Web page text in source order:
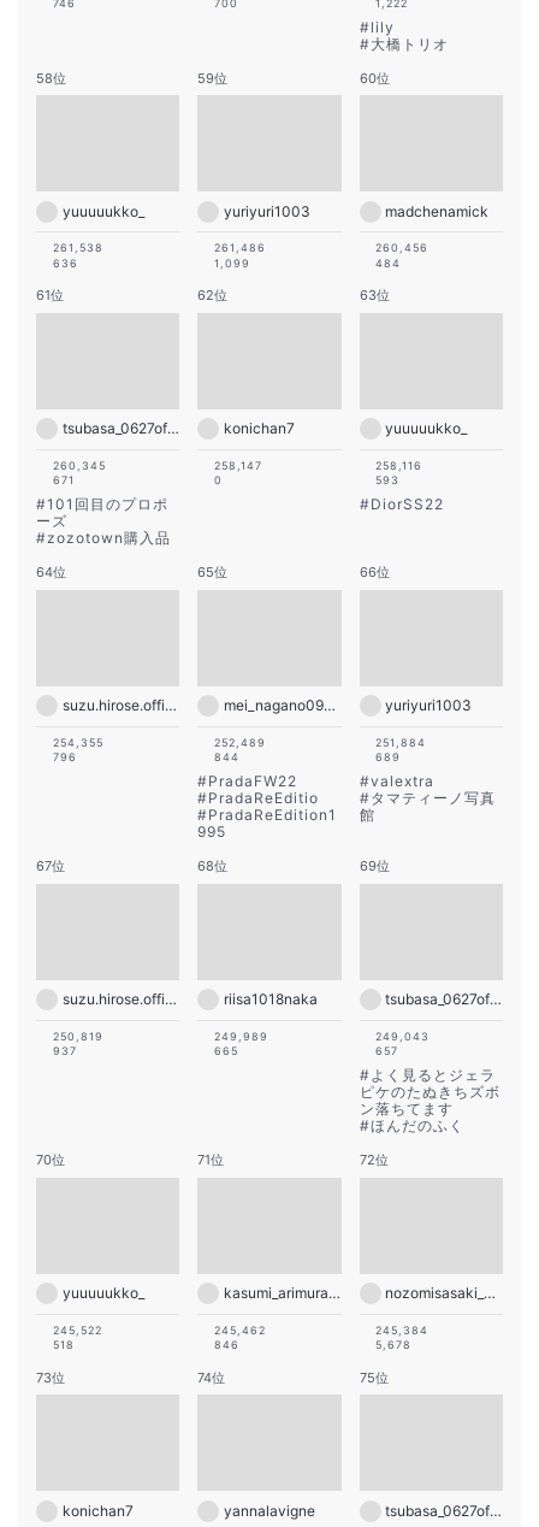
#lily
#大橋トリオ
58位
yuuuuukko_
261,538
636
59位
yuriyuri1003
261,486
1,099
60位
madchenamick
260,456
484
61位
tsubasa_0627official
260,345
671
#101回目のプロポ
ーズ
#zozotown購入品
62位
konichan7
258,147
0
63位
yuuuuukko_
258,116
593
#DiorSS22
64位
suzu.hirose.official
254,355
796
65位
mei_nagano0924official
252,489
844
#PradaFW22
#PradaReEditio
#PradaReEdition1
995
66位
yuriyuri1003
251,884
689
#valextra
#タマティーノ写真
館
67位
suzu.hirose.official
250,819
937
68位
riisa1018naka
249,989
665
69位
tsubasa_0627official
249,043
657
#よく見るとジェラ
ピケのたぬきちズボ
ン落ちてます
#ほんだのふく
70位
yuuuuukko_
245,522
518
71位
kasumi_arimura.official
245,462
846
72位
nozomisasaki_official
245,384
5,678
73位
konichan7
74位
yannalavigne
75位
tsubasa_0627official